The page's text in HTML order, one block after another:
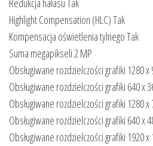
Redukcja hałasu Tak
Highlight Compensation (HLC) Tak
Kompensacja oświetlenia tylnego Tak
Suma megapikseli 2 MP
Obsługiwane rozdzielczości grafiki 1280 x
Obsługiwane rozdzielczości grafiki 640 x
Obsługiwane rozdzielczości grafiki 1280 x
Obsługiwane rozdzielczości grafiki 640 x
Obsługiwane rozdzielczości grafiki 1920 x